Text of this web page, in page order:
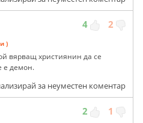
4 2
)
вярващ християнин да се
е демон.
за неуместен коментар
2 1